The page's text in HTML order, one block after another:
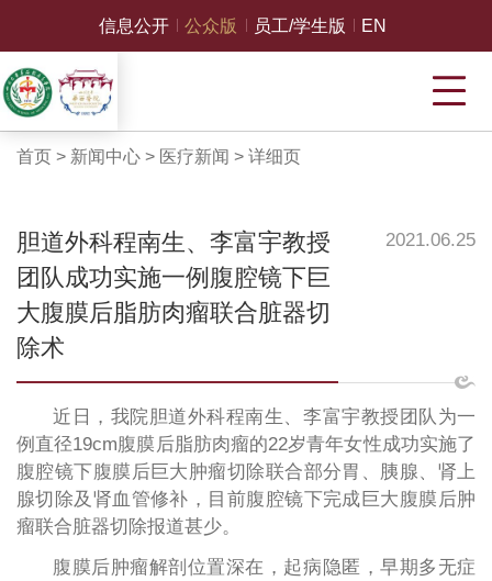
信息公开 公众版 员工/学生版 EN
首页 > 新闻中心> 医疗新闻 > 详细页
胆道外科程南生、李富宇教授
团队成功实施一例腹腔镜下巨
大腹膜后脂肪肉瘤联合脏器切
除术
2021.06.25
近日，我院胆道外科程南生、李富宇教授团队为一
例直径19cm腹膜后脂肪肉瘤的22岁青年女性成功实施了
腹腔镜下腹膜后巨大肿瘤切除联合部分胃、胰腺、肾上
腺切除及肾血管修补，目前腹腔镜下完成巨大腹膜后肿
瘤联合脏器切除报道甚少。
腹膜后肿瘤解剖位置深在，起病隐匿，早期多无症